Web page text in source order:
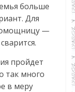
больше
Для
—
пройдет
так много
в меру